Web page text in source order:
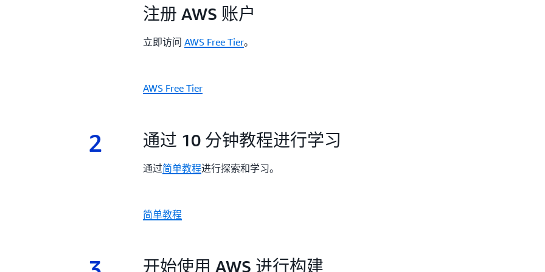
1.
注册 AWS 账户
立即访问AWS Free Tier。
AWS Free Tier
2 2.
通过 10 分钟教程进行学习
通过简单教程进行探索和学习。
简单教程
3.
开始使用 AWS 进行构建